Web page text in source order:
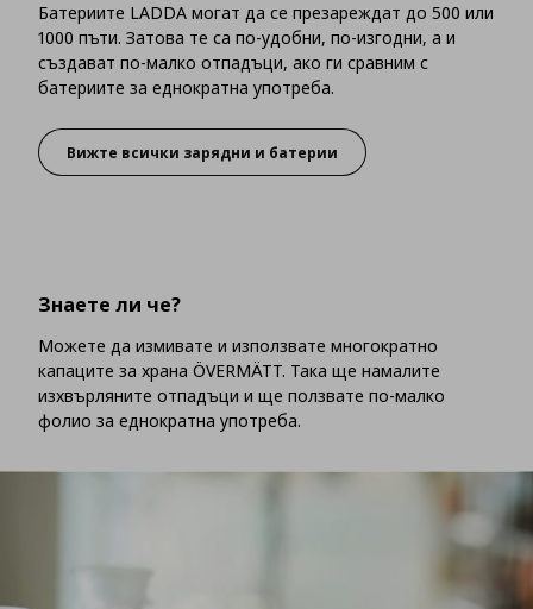
Батериите LADDA могат да се презареждат до 500 или
1000 пъти. Затова те са по-удобни, по-изгодни, а и
създават по-малко отпадъци, ако ги сравним с
батериите за еднократна употреба.
По-малко батерии за купуване (и за
Вижте всички зарядни и батерии
Знаете ли че?
Можете да измивате и използвате многократно
капаците за храна ÖVERMÄTT. Така ще намалите
изхвърляните отпадъци и ще ползвате по-малко
фолио за еднократна употреба.